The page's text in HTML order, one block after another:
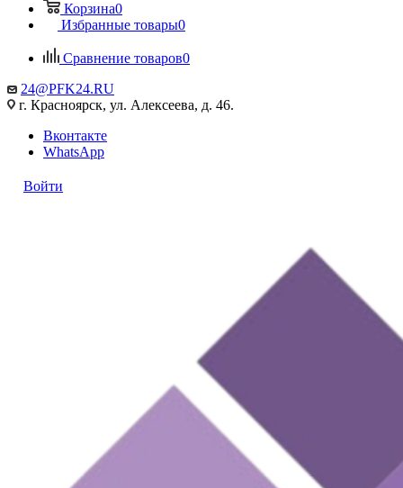
Корзина0
Избранные товары0
Сравнение товаров0
24@PFK24.RU
г. Красноярск, ул. Алексеева, д. 46.
Вконтакте
WhatsApp
Войти